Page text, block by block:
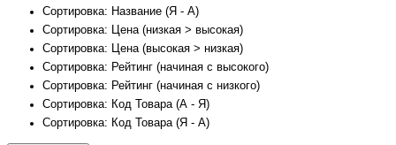
Сортировка: Название (Я - А)
Сортировка: Цена (низкая > высокая)
Сортировка: Цена (высокая > низкая)
Сортировка: Рейтинг (начиная с высокого)
Сортировка: Рейтинг (начиная с низкого)
Сортировка: Код Товара (А - Я)
Сортировка: Код Товара (Я - А)